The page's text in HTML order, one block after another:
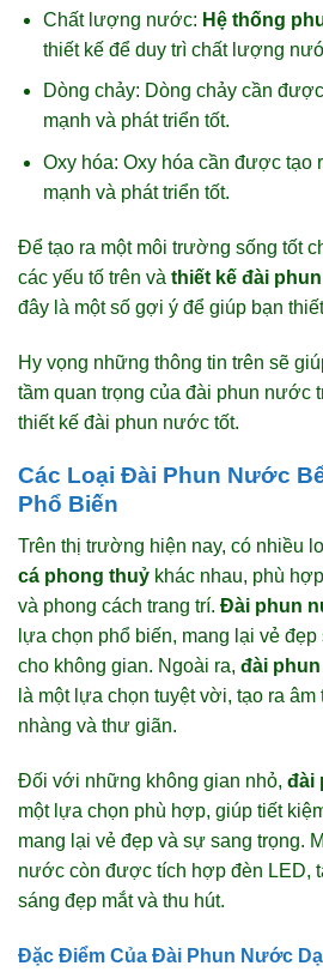
Chất lượng nước: Hệ thống
thiết kế để duy trì chất lượng
Dòng chảy: Dòng chảy cần
mạnh và phát triển tốt.
Oxy hóa: Oxy hóa cần được tạo
mạnh và phát triển tốt.
Để tạo ra một môi trường sống tốt
các yếu tố trên và thiết kế đài
đây là một số gợi ý để giúp bạn
Hy vọng những thông tin trên sẽ
tầm quan trọng của đài phun nước
thiết kế đài phun nước tốt.
Các Loại Đài Phun Nước
Phổ Biến
Trên thị trường hiện nay, có nhiều
cá phong thuỷ khác nhau, phù
và phong cách trang trí. Đài phun
lựa chọn phổ biến, mang lại vẻ
cho không gian. Ngoài ra, đài
là một lựa chọn tuyệt vời, tạo ra
nhàng và thư giãn.
Đối với những không gian nhỏ, đài
một lựa chọn phù hợp, giúp tiết
mang lại vẻ đẹp và sự sang trọng.
nước còn được tích hợp đèn LED,
sáng đẹp mắt và thu hút.
Đặc Điểm Của Đài Phun Nước